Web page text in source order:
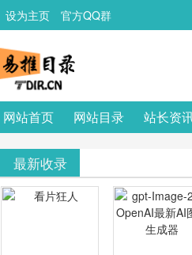
设为主页 官方QQ群
网站首页 网站目录 站长资
最新收录